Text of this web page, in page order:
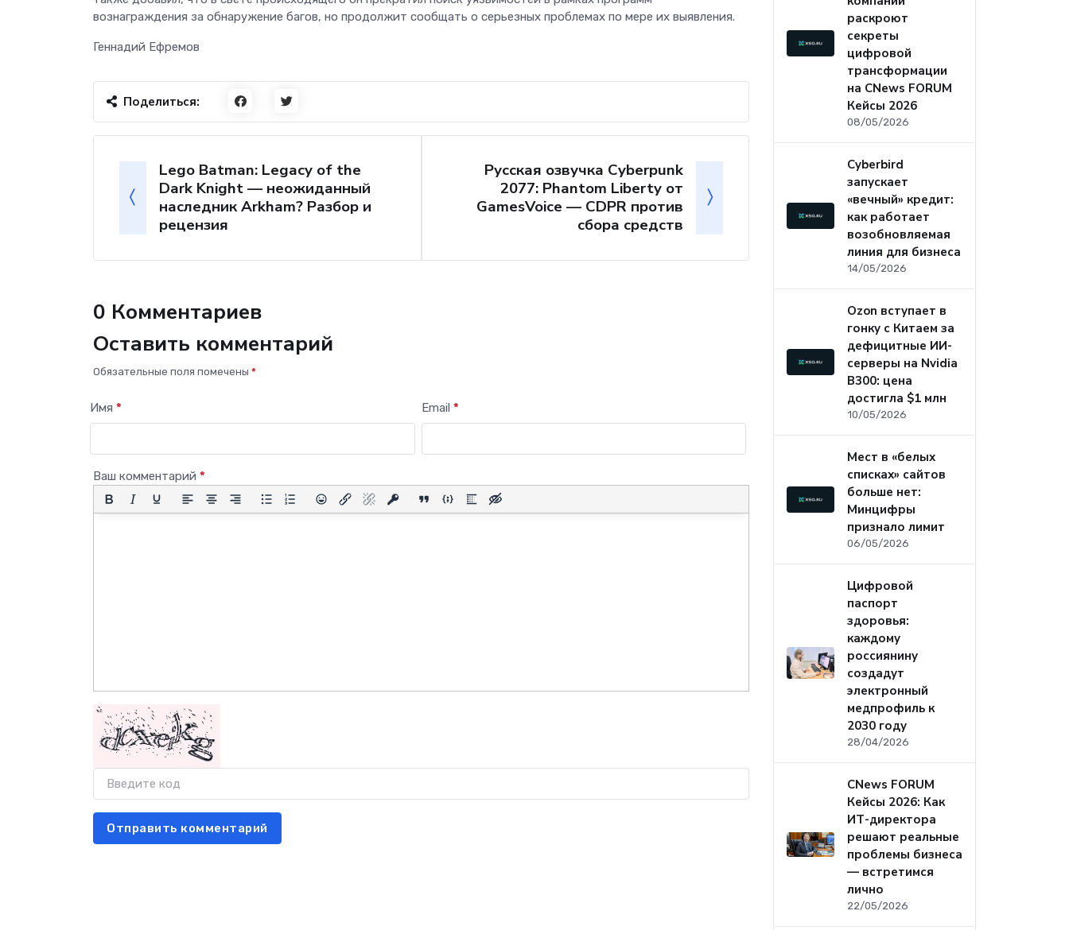
вознаграждения за обнаружение багов, но продолжит сообщать о серьезных проблемах по мере их выявления.
Геннадий Ефремов
Поделиться:
Lego Batman: Legacy of the
Dark Knight — неожиданный
наследник Arkham? Разбор и
рецензия
Русская озвучка Cyberpunk
2077: Phantom Liberty от
GamesVoice — CDPR против
сбора средств
0 Комментариев
Оставить комментарий
Обязательные поля помечены *
Имя * Email *
Ваш комментарий *
Отправить комментарий
раскроют
секреты
цифровой
трансформации
на CNews FORUM
Кейсы 2026
08/05/2026
Cyberbird
запускает
«вечный» кредит:
как работает
возобновляемая
линия для бизнеса
14/05/2026
Ozon вступает в
гонку с Китаем за
дефицитные ИИ-
серверы на Nvidia
B300: цена
достигла $1 млн
10/05/2026
Мест в «белых
списках» сайтов
больше нет:
Минцифры
признало лимит
06/05/2026
Цифровой
паспорт
здоровья:
каждому
россиянину
создадут
электронный
медпрофиль к
2030 году
28/04/2026
CNews FORUM
Кейсы 2026: Как
ИТ-директора
решают реальные
проблемы бизнеса
— встретимся
лично
22/05/2026